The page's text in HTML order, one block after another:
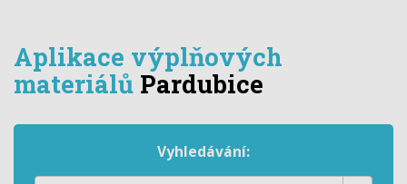
Aplikace výplňových
materiálů Pardubice
Vyhledávání: